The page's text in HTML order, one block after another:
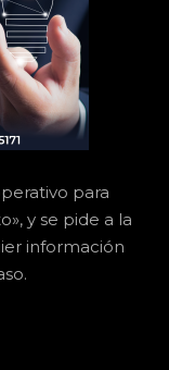
para
y se pide a la
información